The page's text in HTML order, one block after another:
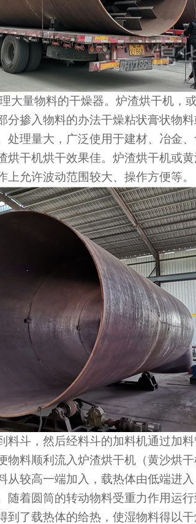
大量物料的干燥器。炉渣烘干机，
分掺入物料的办法干燥粘状膏状物
处理量大，广泛使用于建材、冶金
烘干机烘干效果佳。炉渣烘干机或
允许波动范围较大、操作方便等。
料斗，然后经料斗的加料机通过加
物料顺利流入炉渣烘干机（黄沙烘
从较高一端加入，载热体由低端进
随着圆筒的转动物料受重力作用运
到了载热体的给热，使湿物料得以